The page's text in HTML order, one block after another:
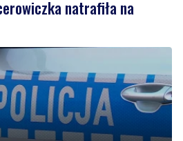
natrafiła na